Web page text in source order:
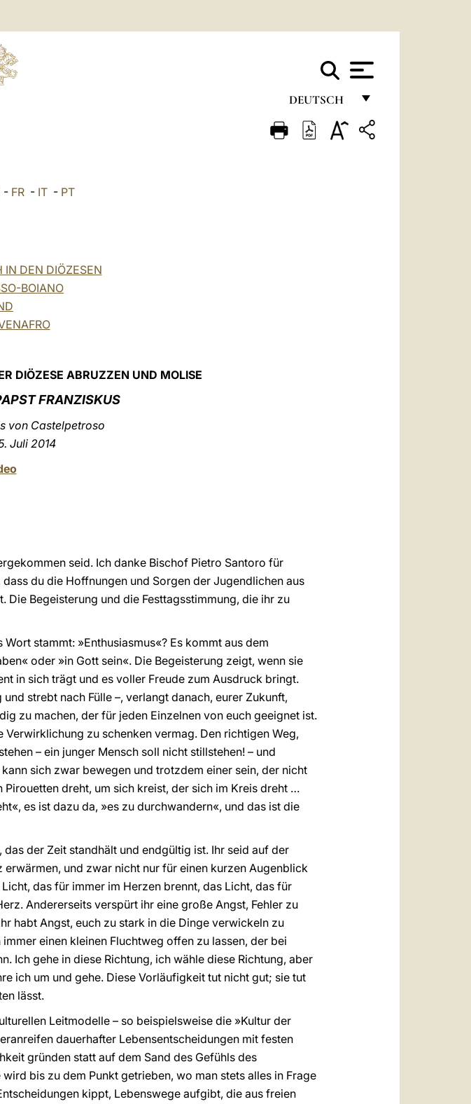
DEUTSCH
FRANÇAIS
- FR - IT - PT
IN DEN DIÖZESEN
BOIANO
DIÖZESE ABRUZZEN UND MOLISE
FRANZISKUS
von Castelpetroso
Juli 2014
seid. Ich danke Bischof Pietro Santoro für
du die Hoffnungen und Sorgen der Jugendlichen aus
Begeisterung und die Festtagsstimmung, die ihr zu
stammt: »Enthusiasmus«? Es kommt aus dem
oder »in Gott sein«. Die Begeisterung zeigt, wenn sie
in sich trägt und es voller Freude zum Ausdruck bringt.
strebt nach Fülle –, verlangt danach, eurer Zukunft,
zu machen, der für jeden Einzelnen von euch geeignet ist.
zu schenken vermag. Den richtigen Weg,
– ein junger Mensch soll nicht stillstehen! – und
sich zwar bewegen und trotzdem einer sein, der nicht
dreht, um sich kreist, der sich im Kreis dreht …
es ist dazu da, »es zu durchwandern«, und das ist die
der Zeit standhält und endgültig ist. Ihr seid auf der
und zwar nicht nur für einen kurzen Augenblick
das für immer im Herzen brennt, das Licht, das für
Andererseits verspürt ihr eine große Angst, Fehler zu
habt Angst, euch zu stark in die Dinge verwickeln zu
einen kleinen Fluchtweg offen zu lassen, der bei
Ich gehe in diese Richtung, ich wähle diese Richtung, aber
ich um und gehe. Diese Vorläufigkeit tut nicht gut; sie tut
lässt.
Leitmodelle – so beispielsweise die »Kultur der
dauerhafter Lebensentscheidungen mit festen
gründen statt auf dem Sand des Gefühls des
bis zu dem Punkt getrieben, wo man stets alles in Frage
kippt, Lebenswege aufgibt, die aus freien